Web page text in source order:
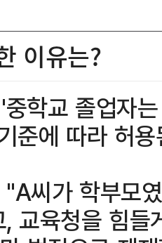
이유는?
학교 졸업자
준에 따라 허
씨가 학부모
교육청을 힘